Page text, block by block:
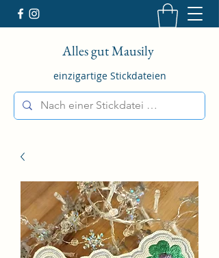
Alles gut Mausily
einzigartige Stickdateien